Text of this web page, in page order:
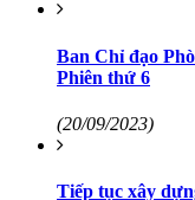
Ban Chỉ đạo
Phiên thứ 6
(20/09/2023)
Tiếp tục xây